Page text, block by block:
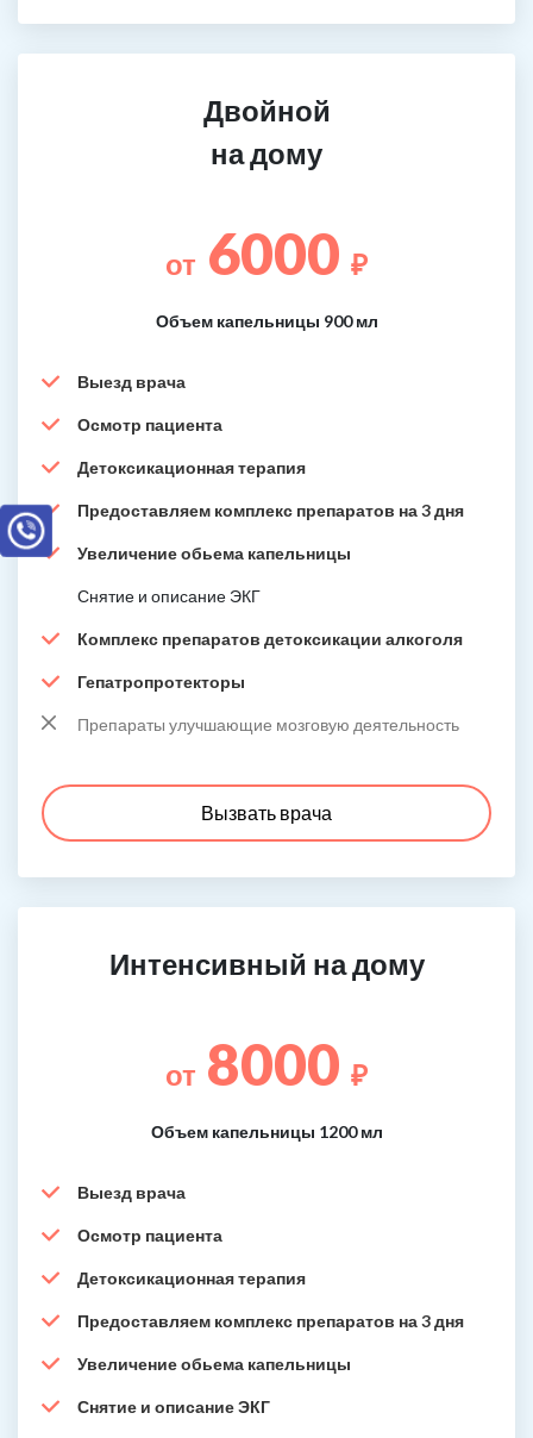
Двойной
на дому
от 6000 ₽
Объем капельницы 900 мл
Выезд врача
Осмотр пациента
Детоксикационная терапия
Предоставляем комплекс препаратов на 3 дня
Увеличение обьема капельницы
Снятие и описание ЭКГ
Комплекс препаратов детоксикации алкоголя
Гепатропротекторы
Препараты улучшающие мозговую деятельность
Вызвать врача
Интенсивный на дому
от 8000 ₽
Объем капельницы 1200 мл
Выезд врача
Осмотр пациента
Детоксикационная терапия
Предоставляем комплекс препаратов на 3 дня
Увеличение обьема капельницы
Снятие и описание ЭКГ